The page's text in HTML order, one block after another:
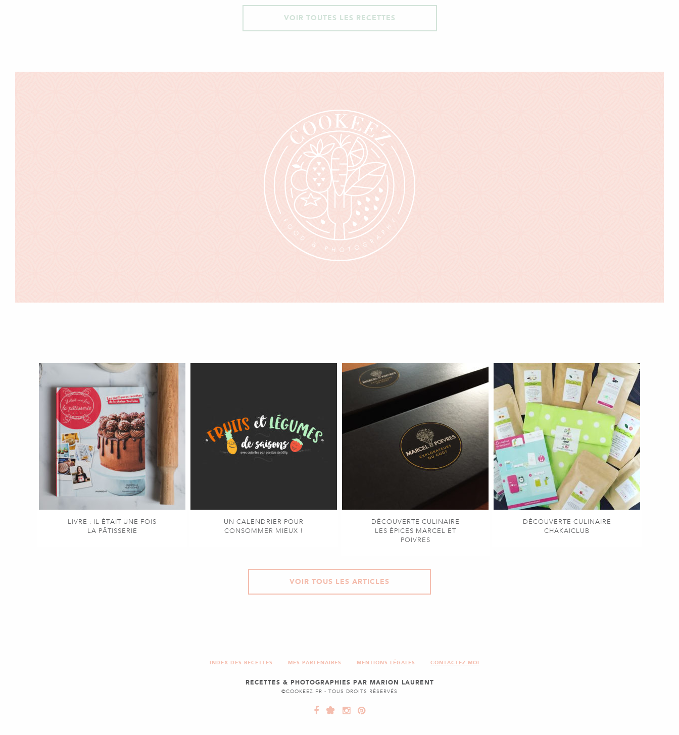
VOIR TOUTES LES RECETTES
LIVRE : IL ÉTAIT UNE FOIS
LA PÂTISSERIE
UN CALENDRIER POUR
CONSOMMER MIEUX !
DÉCOUVERTE CULINAIRE
LES ÉPICES MARCEL ET
POIVRES
DÉCOUVERTE CULINAIRE
CHAKAICLUB
VOIR TOUS LES ARTICLES
INDEX DES RECETTES MES PARTENAIRES MENTIONS LÉGALES CONTACTEZ-MOI
RECETTES & PHOTOGRAPHIES PAR MARION LAURENT
©COOKEEZ.FR - TOUS DROITS RÉSERVÉS